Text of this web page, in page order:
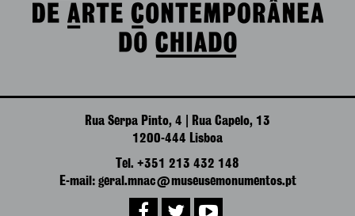
Rua Serpa Pinto, 4 | Rua Capelo, 13
1200-444 Lisboa
Tel. +351 213 432 148
E-mail: geral.mnac@museusemonumentos.pt